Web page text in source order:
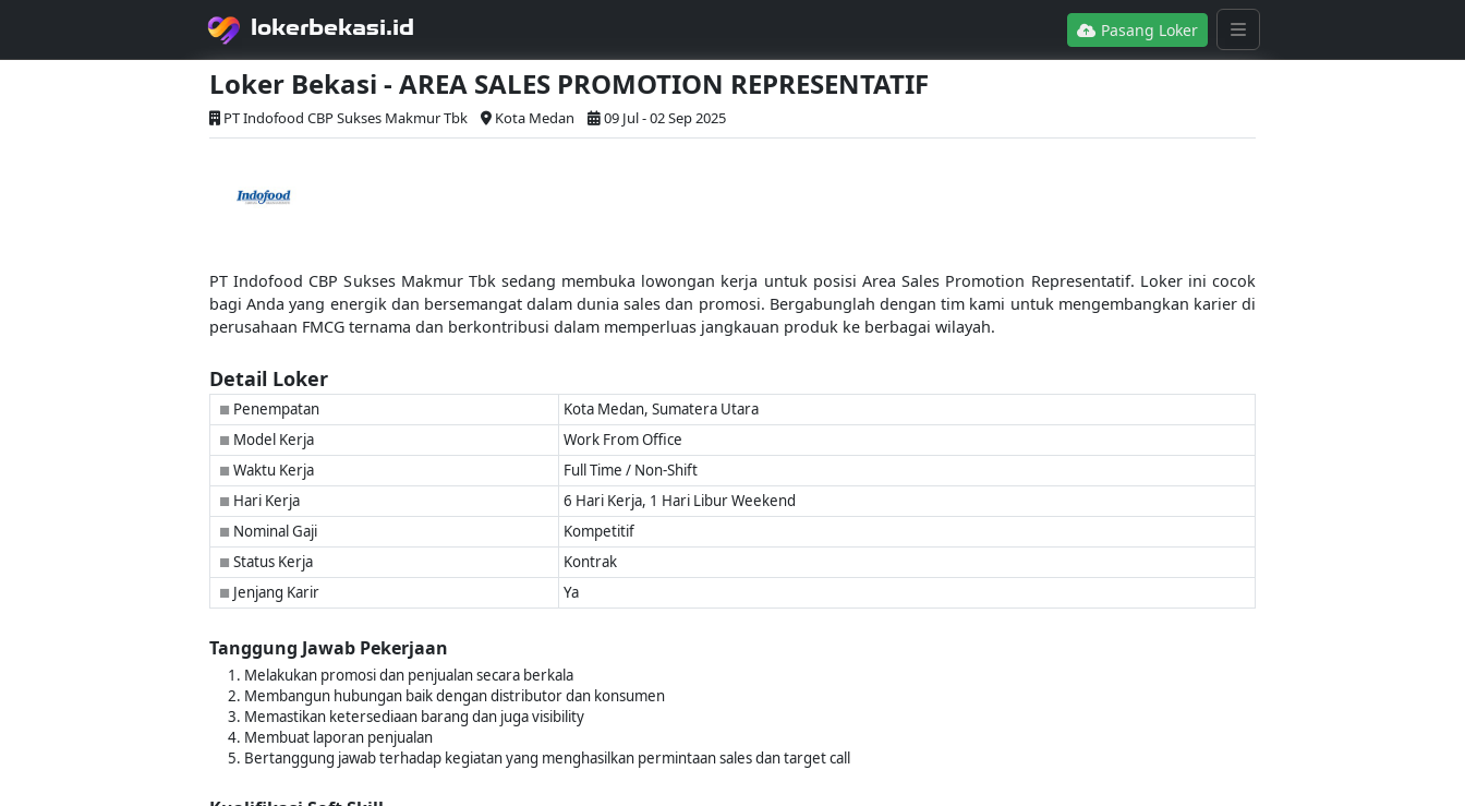
lokerbekasi.id Pasang Loker
Loker Bekasi - AREA SALES PROMOTION REPRESENTATIF
PT Indofood CBP Sukses Makmur Tbk Kota Medan 09 Jul - 02 Sep 2025
PT Indofood CBP Sukses Makmur Tbk sedang membuka lowongan kerja untuk posisi Area Sales Promotion Representatif. Loker ini cocok
bagi Anda yang energik dan bersemangat dalam dunia sales dan promosi. Bergabunglah dengan tim kami untuk mengembangkan karier di
perusahaan FMCG ternama dan berkontribusi dalam memperluas jangkauan produk ke berbagai wilayah.
Detail Loker
■ Penempatan Kota Medan, Sumatera Utara
■ Model Kerja Work From Office
■ Waktu Kerja Full Time / Non-Shift
■ Hari Kerja 6 Hari Kerja, 1 Hari Libur Weekend
■ Nominal Gaji Kompetitif
■ Status Kerja Kontrak
■ Jenjang Karir Ya
Tanggung Jawab Pekerjaan
Melakukan promosi dan penjualan secara berkala
Membangun hubungan baik dengan distributor dan konsumen
Memastikan ketersediaan barang dan juga visibility
Membuat laporan penjualan
Bertanggung jawab terhadap kegiatan yang menghasilkan permintaan sales dan target call